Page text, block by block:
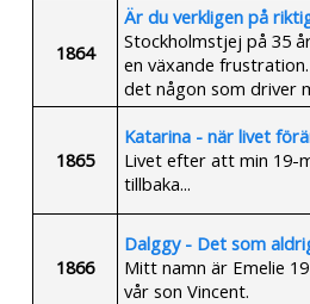
1864
Är du verkligen på
Stockholmstjej på 35
en växande
det någon som driver
1865
Katarina - när livet
Livet efter att min 19-
tillbaka...
1866
Dalggy - Det som
Mitt namn är Emelie
vår son Vincent.